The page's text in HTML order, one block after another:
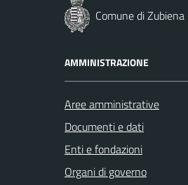
Comune di Zubiena
AMMINISTRAZIONE
Aree amministrative
Documenti e dati
Enti e fondazioni
Organi di governo